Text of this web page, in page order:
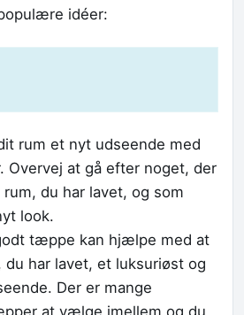
idéer:
rum et nyt udseende med
Overvej at gå efter noget, der
du har lavet, og som
look.
tæppe kan hjælpe med at
du har lavet, et luksuriøst og
Der er mange